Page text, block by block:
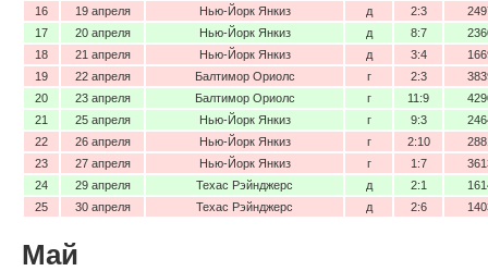
16
19 апреля Нью-Йорк Янкиз д 2:3
17
20 апреля Нью-Йорк Янкиз д 8:7
18
21 апреля Нью-Йорк Янкиз д 3:4
19
22 апреля Балтимор Ориолс г 2:3
20
23 апреля Балтимор Ориолс г 11:9
21
25 апреля Нью-Йорк Янкиз г 9:3
22
26 апреля Нью-Йорк Янкиз г 2:10
23
27 апреля Нью-Йорк Янкиз г 1:7
24
29 апреля Техас Рэйнджерс д 2:1
25
30 апреля Техас Рэйнджерс д 2:6
Май